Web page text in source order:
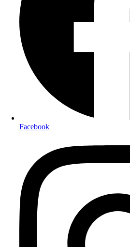
Facebook